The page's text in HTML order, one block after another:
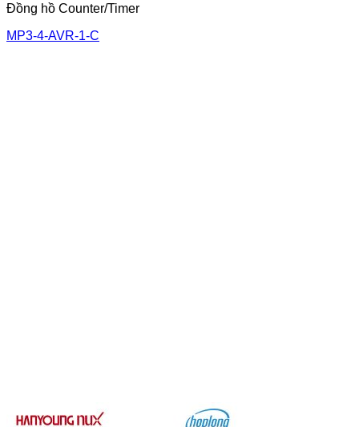
Đồng hồ Counter/Timer
MP3-4-AVR-1-C